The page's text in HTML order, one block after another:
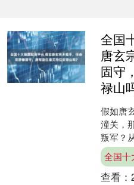
全国
唐玄
固守
禄山
假如唐
潼关，
叛军？
玄宗没
翰本有
全国十
查看：